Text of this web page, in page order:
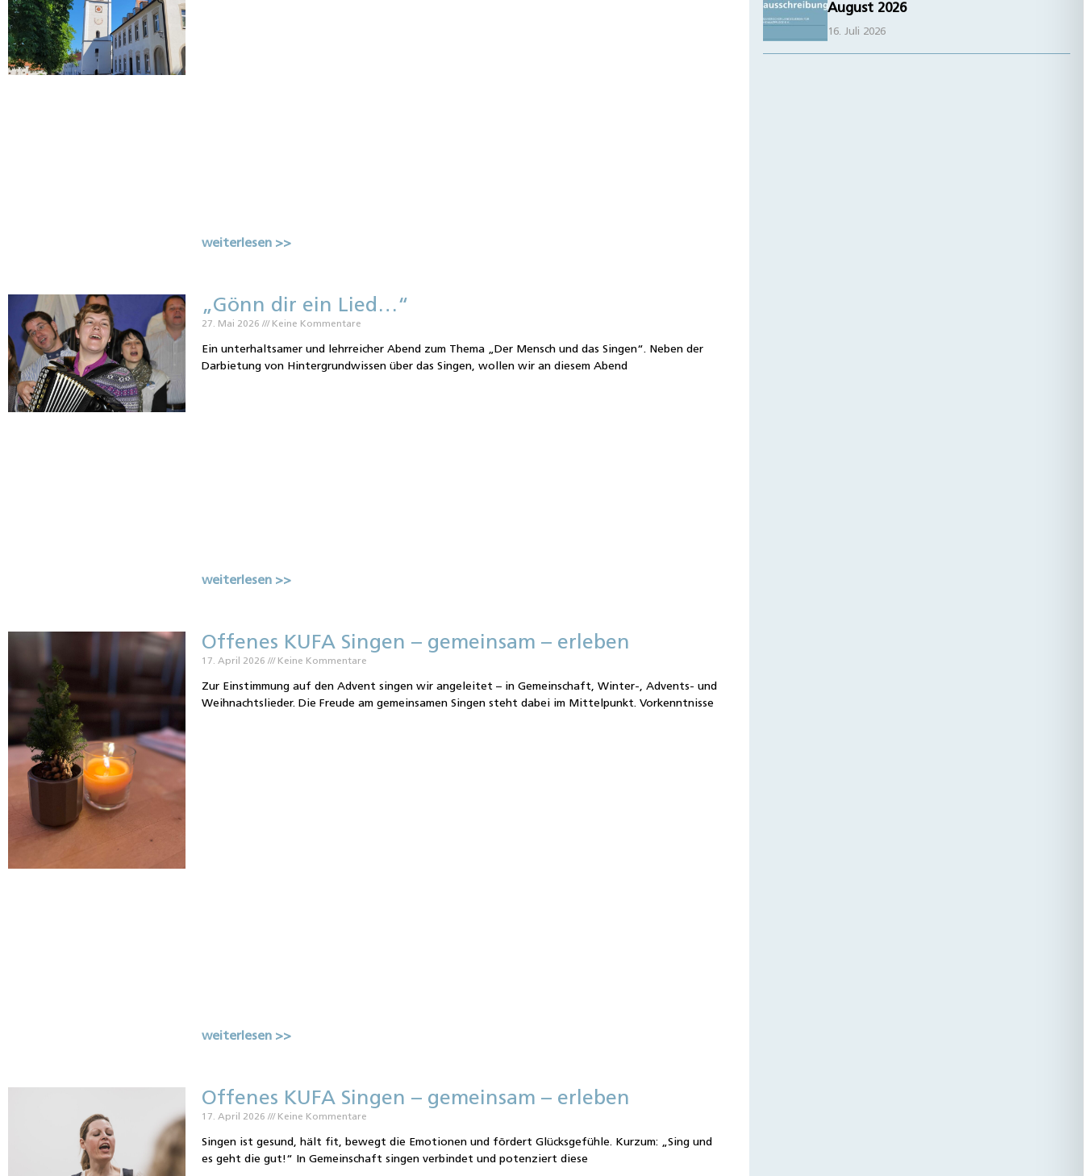
weiterlesen >>
„Gönn dir ein Lied…“
27. Mai 2026 Keine Kommentare
Ein unterhaltsamer und lehrreicher Abend zum Thema „Der Mensch und das Singen“. Neben der
Darbietung von Hintergrundwissen über das Singen, wollen wir an diesem Abend
weiterlesen >>
Offenes KUFA Singen – gemeinsam – erleben
17. April 2026 Keine Kommentare
Zur Einstimmung auf den Advent singen wir angeleitet – in Gemeinschaft, Winter-, Advents- und
Weihnachtslieder. Die Freude am gemeinsamen Singen steht dabei im Mittelpunkt. Vorkenntnisse
weiterlesen >>
Offenes KUFA Singen – gemeinsam – erleben
17. April 2026 Keine Kommentare
Singen ist gesund, hält fit, bewegt die Emotionen und fördert Glücksgefühle. Kurzum: „Sing und
es geht die gut!“ In Gemeinschaft singen verbindet und potenziert diese
August 2026
16. Juli 2026